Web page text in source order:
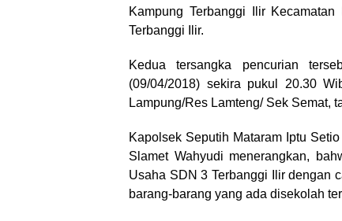
Kampung Terbanggi Ilir
Terbanggi Ilir.
Kedua tersangka pencurian
(09/04/2018) sekira pukul 20.30
Lampung/Res Lamteng/ Sek Semat,
Kapolsek Seputih Mataram Iptu
Slamet Wahyudi menerangkan,
Usaha SDN 3 Terbanggi Ilir dengan
barang-barang yang ada disekolah